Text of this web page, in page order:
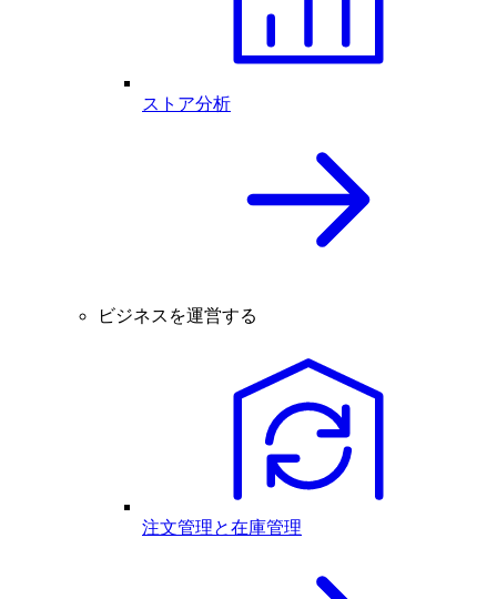
ストア分析
ビジネスを運営する
注文管理と在庫管理